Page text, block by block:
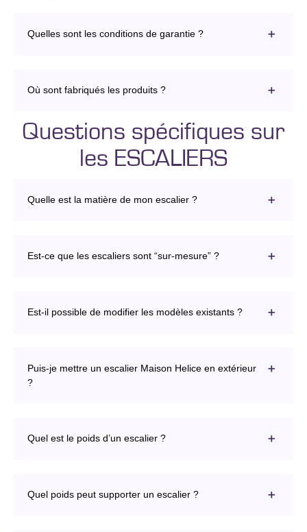
Quelles sont les conditions de garantie ?
Où sont fabriqués les produits ?
Questions spécifiques sur
les ESCALIERS
Quelle est la matière de mon escalier ?
Est-ce que les escaliers sont “sur-mesure” ?
Est-il possible de modifier les modèles existants ?
Puis-je mettre un escalier Maison Helice en extérieur
?
Quel est le poids d’un escalier ?
Quel poids peut supporter un escalier ?